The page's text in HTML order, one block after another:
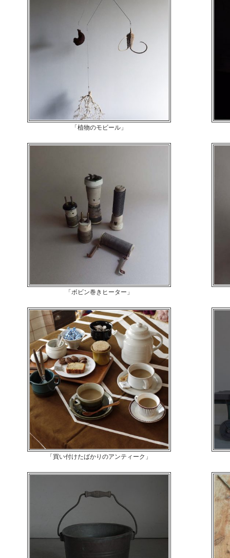
「植物のモビール」
「ボビン巻きヒーター」
「買い付けたばかりのアンティーク」